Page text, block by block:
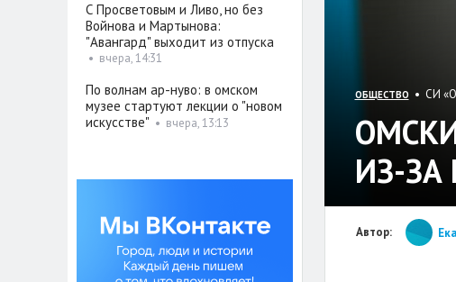
ОБЩЕСТВО • СИ
ИЗ-ЗА
Автор:
С Просветовым и Ливо, но без
Войнова и Мартынова:
"Авангард" выходит из отпуска
• вчера, 14:31
По волнам ар-нуво: в омском
музее стартуют лекции о "новом
искусстве" • вчера, 13:13